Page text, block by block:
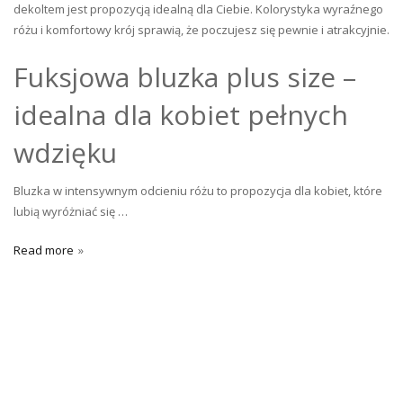
dekoltem jest propozycją idealną dla Ciebie. Kolorystyka wyraźnego
różu i komfortowy krój sprawią, że poczujesz się pewnie i atrakcyjnie.
Fuksjowa bluzka plus size –
idealna dla kobiet pełnych
wdzięku
Bluzka w intensywnym odcieniu różu to propozycja dla kobiet, które
lubią wyróżniać się …
Read more